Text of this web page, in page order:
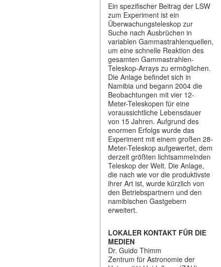
Ein spezifischer Beitrag der LSW
zum Experiment ist ein
Überwachungsteleskop zur
Suche nach Ausbrüchen in
variablen Gammastrahlenquellen,
um eine schnelle Reaktion des
gesamten Gammastrahlen-
Teleskop-Arrays zu ermöglichen.
Die Anlage befindet sich in
Namibia und begann 2004 die
Beobachtungen mit vier 12-
Meter-Teleskopen für eine
voraussichtliche Lebensdauer
von 15 Jahren. Aufgrund des
enormen Erfolgs wurde das
Experiment mit einem großen 28-
Meter-Teleskop aufgewertet, dem
derzeit größten lichtsammelnden
Teleskop der Welt. Die Anlage,
die nach wie vor die produktivste
ihrer Art ist, wurde kürzlich von
den Betriebspartnern und den
namibischen Gastgebern
erweitert.
LOKALER KONTAKT FÜR DIE
MEDIEN
Dr. Guido Thimm
Zentrum für Astronomie der